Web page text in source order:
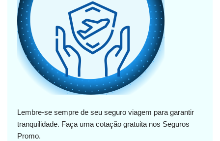
Lembre-se sempre de seu seguro viagem para garantir
tranquilidade. Faça uma cotação gratuita nos Seguros
Promo.